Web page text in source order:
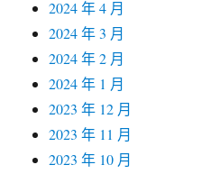
2024 年 4 月
2024 年 3 月
2024 年 2 月
2024 年 1 月
2023 年 12 月
2023 年 11 月
2023 年 10 月